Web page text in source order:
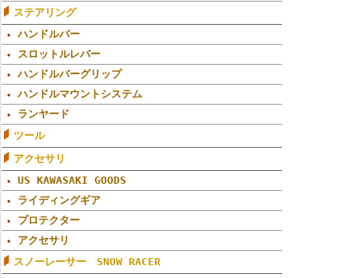
ステアリング
ハンドルバー
スロットルレバー
ハンドルバーグリップ
ハンドルマウントシステム
ランヤード
ツール
アクセサリ
US KAWASAKI GOODS
ライディングギア
プロテクター
アクセサリ
スノーレーサー SNOW RACER